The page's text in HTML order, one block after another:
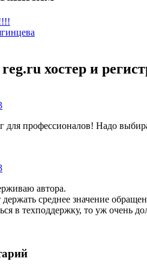
хостер и
для профессионалов! Надо
автора.
среднее значение
в техподдержку, то уж очень